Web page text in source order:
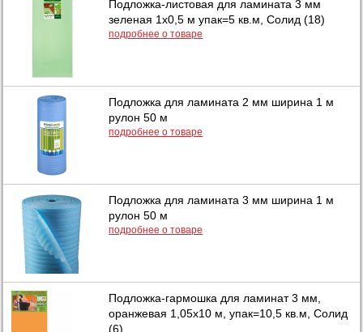
Подложка-листовая для ламината 3 мм
зеленая 1х0,5 м упак=5 кв.м, Солид (18)
подробнее о товаре
Подложка для ламината 2 мм ширина 1 м
рулон 50 м
подробнее о товаре
Подложка для ламината 3 мм ширина 1 м
рулон 50 м
подробнее о товаре
Подложка-гармошка для ламинат 3 мм,
оранжевая 1,05х10 м, упак=10,5 кв.м, Солид
(6)